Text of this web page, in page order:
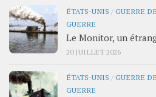
ÉTATS-UNIS /GUERRE
GUERRE
Le Monitor, un
20 JUILLET 2026
ÉTATS-UNIS /GUERRE
GUERRE